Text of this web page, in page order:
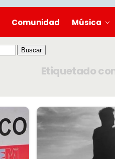
Comunidad Música
Etiquetado